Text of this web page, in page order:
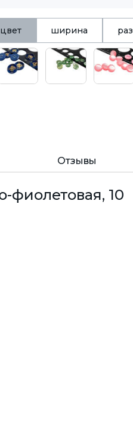
цвет ширина
Отзывы
фиолетовая, 10